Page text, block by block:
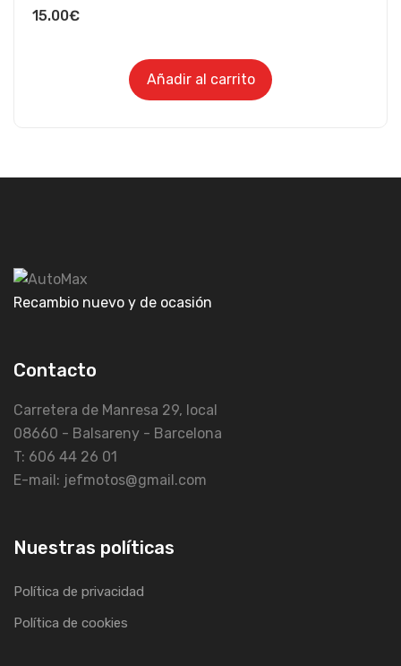
15.00€
Añadir al carrito
Recambio nuevo y de ocasión
Contacto
Carretera de Manresa 29, local
08660 - Balsareny - Barcelona
T: 606 44 26 01
E-mail: jefmotos@gmail.com
Nuestras políticas
Política de privacidad
Política de cookies